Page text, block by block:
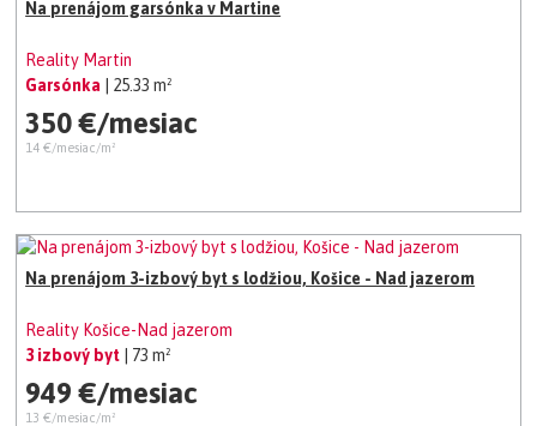
Na prenájom garsónka v Martine
Reality Martin
Garsónka
| 25.33 m²
350 €/mesiac
14 €/mesiac/m²
Na prenájom 3-izbový byt s lodžiou, Košice - Nad jazerom
Reality Košice-Nad jazerom
3 izbový byt
| 73 m²
949 €/mesiac
13 €/mesiac/m²